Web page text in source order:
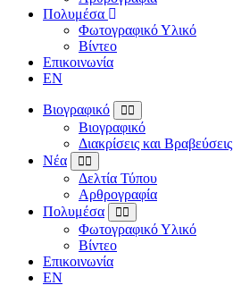
Πολυμέσα
Φωτογραφικό Υλικό
Βίντεο
Επικοινωνία
EN
Βιογραφικό
Βιογραφικό
Διακρίσεις και Βραβεύσεις
Νέα
Δελτία Τύπου
Αρθρογραφία
Πολυμέσα
Φωτογραφικό Υλικό
Βίντεο
Επικοινωνία
EN